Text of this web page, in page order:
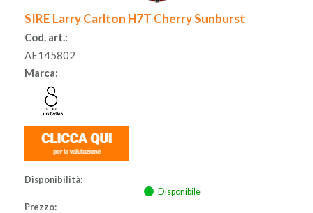
SIRE Larry Carlton H7T Cherry Sunburst
Cod. art.:
AE145802
Marca:
Disponibilità:
Disponibile
Prezzo: